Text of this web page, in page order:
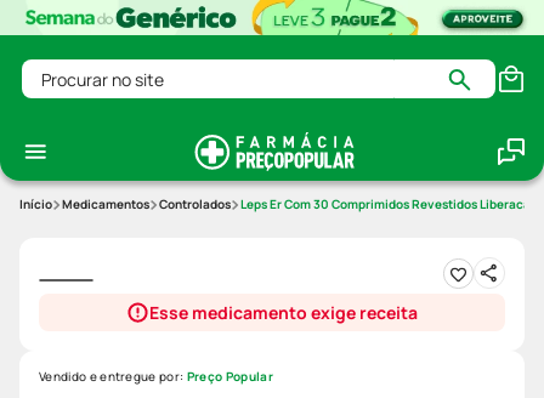
Procurar no site
Medicamentos Controlados Leps Er Com 30 Comprimidos Revestidos Liberacao
Esse medicamento exige receita
Vendido e entregue por: Preço Popular